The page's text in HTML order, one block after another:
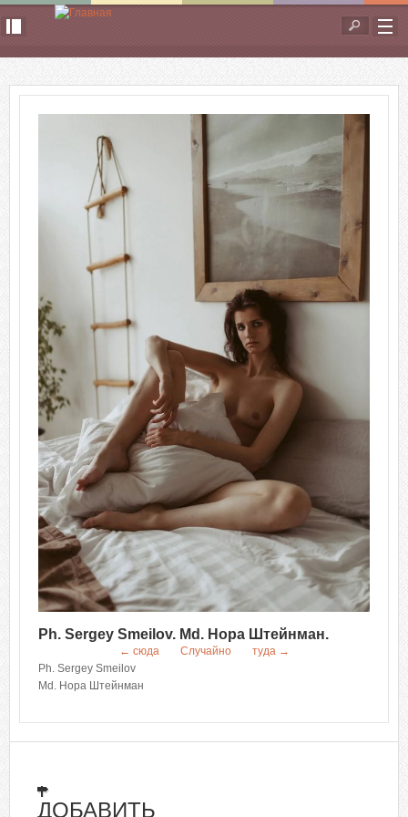
Перейти к основному содержанию
Форма
поиска
Ph. Sergey Smeilov. Md. Нора Штейнман.
← сюда Случайно
туда →
Ph. Sergey Smeilov
Md. Нора Штейнман
ДОБАВИТЬ